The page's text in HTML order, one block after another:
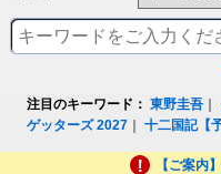
注目のキーワード： 東野圭吾
ゲッターズ 2027 ｜十二国記【
【ご案内